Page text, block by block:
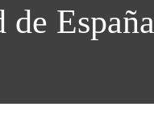
España